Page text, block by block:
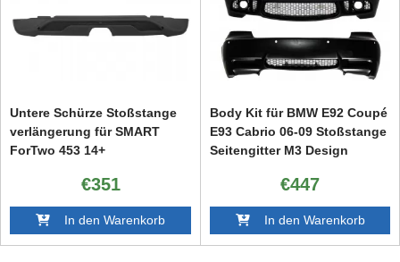
Untere Schürze Stoßstange
verlängerung für SMART
ForTwo 453 14+
€351
In den Warenkorb
Body Kit für BMW E92 Coupé
E93 Cabrio 06-09 Stoßstange
Seitengitter M3 Design
€447
In den Warenkorb